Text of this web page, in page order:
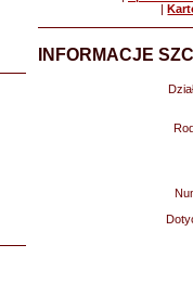
|
INFORMACJE